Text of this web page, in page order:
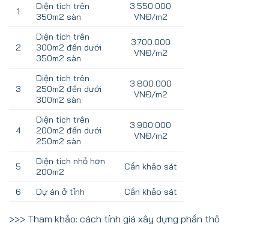
1
Diện tích trên
350m2 sàn
3.550.000
VNĐ/m2
2
Diện tích trên
300m2 đến dưới
350m2 sàn
3.700.000
VNĐ/m2
3
Diện tích trên
250m2 đến dưới
300m2 sàn
3.800.000
VNĐ/m2
4
Diện tích trên
200m2 đến dưới
250m2 sàn
3.900.000
VNĐ/m2
5
Diện tích nhỏ hơn
200m2
Cần khảo sát
6 Dự án ở tỉnh Cần khảo sát
>>> Tham khảo: cách tính giá xây dựng phần thô